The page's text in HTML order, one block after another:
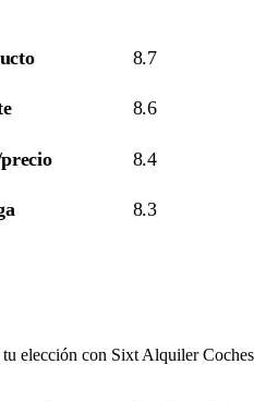
8.7
8.6
8.4
8.3
elección con Sixt Alquiler Coches